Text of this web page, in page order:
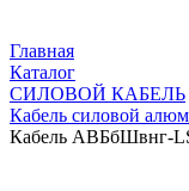
Главная
Каталог
СИЛОВОЙ КАБЕЛЬ
Кабель силовой
Кабель АВБбШвнг-